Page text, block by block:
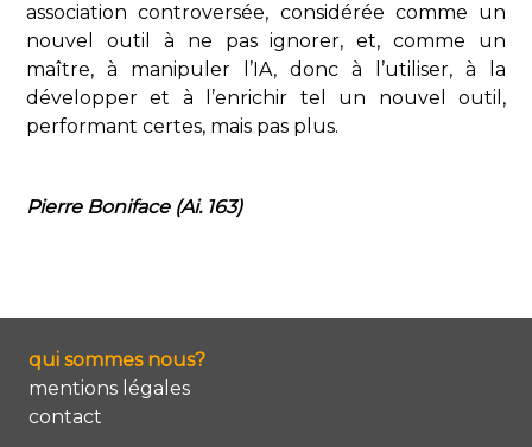
association controversée, considérée comme un
nouvel outil à ne pas ignorer, et, comme un
maître, à manipuler l’IA, donc à l’utiliser, à la
développer et à l’enrichir tel un nouvel outil,
performant certes, mais pas plus.
Pierre Boniface (Ai. 163)
qui sommes nous?
mentions légales
contact